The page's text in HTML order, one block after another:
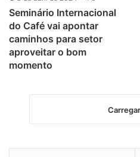
Seminário Internacional
do Café vai apontar
caminhos para setor
aproveitar o bom
momento